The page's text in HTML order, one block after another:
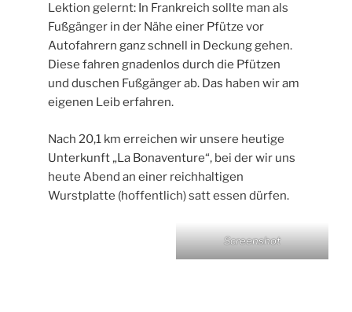
Lektion gelernt: In Frankreich sollte man als
Fußgänger in der Nähe einer Pfütze vor
Autofahrern ganz schnell in Deckung gehen.
Diese fahren gnadenlos durch die Pfützen
und duschen Fußgänger ab. Das haben wir am
eigenen Leib erfahren.
Nach 20,1 km erreichen wir unsere heutige
Unterkunft „La Bonaventure“, bei der wir uns
heute Abend an einer reichhaltigen
Wurstplatte (hoffentlich) satt essen dürfen.
Screenshot